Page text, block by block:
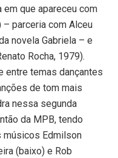
em que apareceu com
parceria com Alceu
novela Gabriela – e
Rocha, 1979).
entre temas dançantes
de tom mais
nessa segunda
da MPB, tendo
músicos Edmilson
(baixo) e Rob